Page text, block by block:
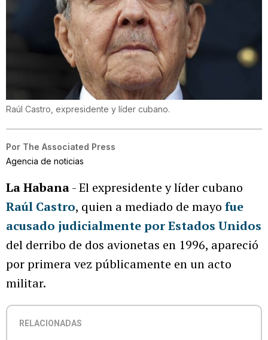
Raúl Castro, expresidente y líder cubano.
Por The Associated Press
Agencia de noticias
La Habana- El expresidente y líder cubano
Raúl Castro, quien a mediado de mayo fue
acusado judicialmente por Estados Unidos
del derribo de dos avionetas en 1996, apareció
por primera vez públicamente en un acto
militar.
RELACIONADAS